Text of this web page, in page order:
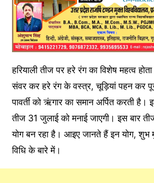
हरियाली तीज पर हरे रंग का विशेष महत्व
संवर कर हरे रंग के वस्त्र, चूड़ियां पहन कर
पावर्ती को ऋंगार का समान अर्पित करती है।
तीज 31 जुलाई को मनाई जाएगी। इस बार
योग बन रहा है। आइए जानते हैं इन योग, शुभ
विधि के बारे में।